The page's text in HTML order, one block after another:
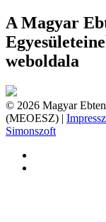
A Magyar
weboldala
© 2026 Magyar
(MEOESZ) |
Simonszoft